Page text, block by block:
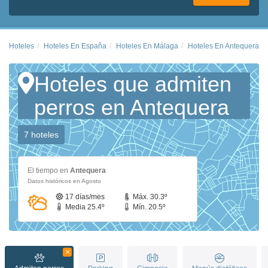
Hoteles Hoteles En España Hoteles En Málaga Hoteles En Antequera
Hoteles que admiten
perros en Antequera
7 hoteles
El tiempo en Antequera
Datos históricos en Agosto
17 días/mes
Máx. 30.3º
Media 25.4º
Mín. 20.5º